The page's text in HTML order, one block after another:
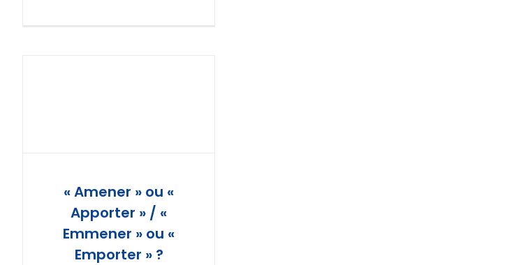
« Amener » ou «
Apporter » / «
Emmener » ou «
Emporter » ?